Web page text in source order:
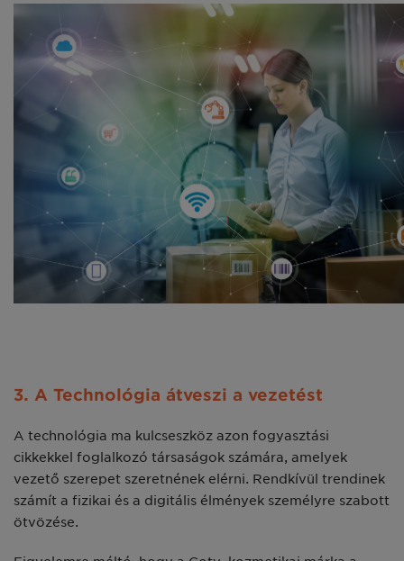
3. A Technológia átveszi a vezetést
A technológia ma kulcseszköz azon fogyasztási
cikkekkel foglalkozó társaságok számára, amelyek
vezető szerepet szeretnének elérni. Rendkívül trendinek
számít a fizikai és a digitális élmények személyre szabott
ötvözése.